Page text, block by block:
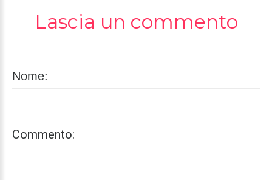
Lascia un commento